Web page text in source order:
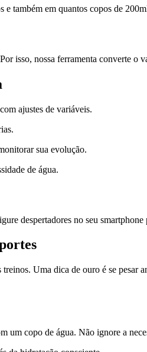
também em quantos copos de
isso, nossa ferramenta converte
ajustes de variáveis.
sua evolução.
de água.
despertadores no seu
treinos. Uma dica de ouro é se
um copo de água. Não ignore a